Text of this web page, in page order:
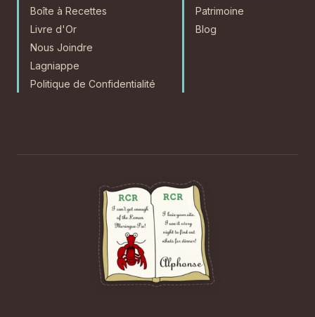
Boîte à Recettes
Livre d'Or
Nous Joindre
Lagniappe
Politique de Confidentialité
Patrimoine
Blog